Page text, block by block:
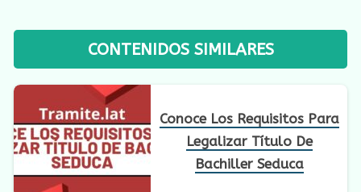
CONTENIDOS SIMILARES
Conoce Los Requisitos Para
Legalizar Título De
Bachiller Seduca